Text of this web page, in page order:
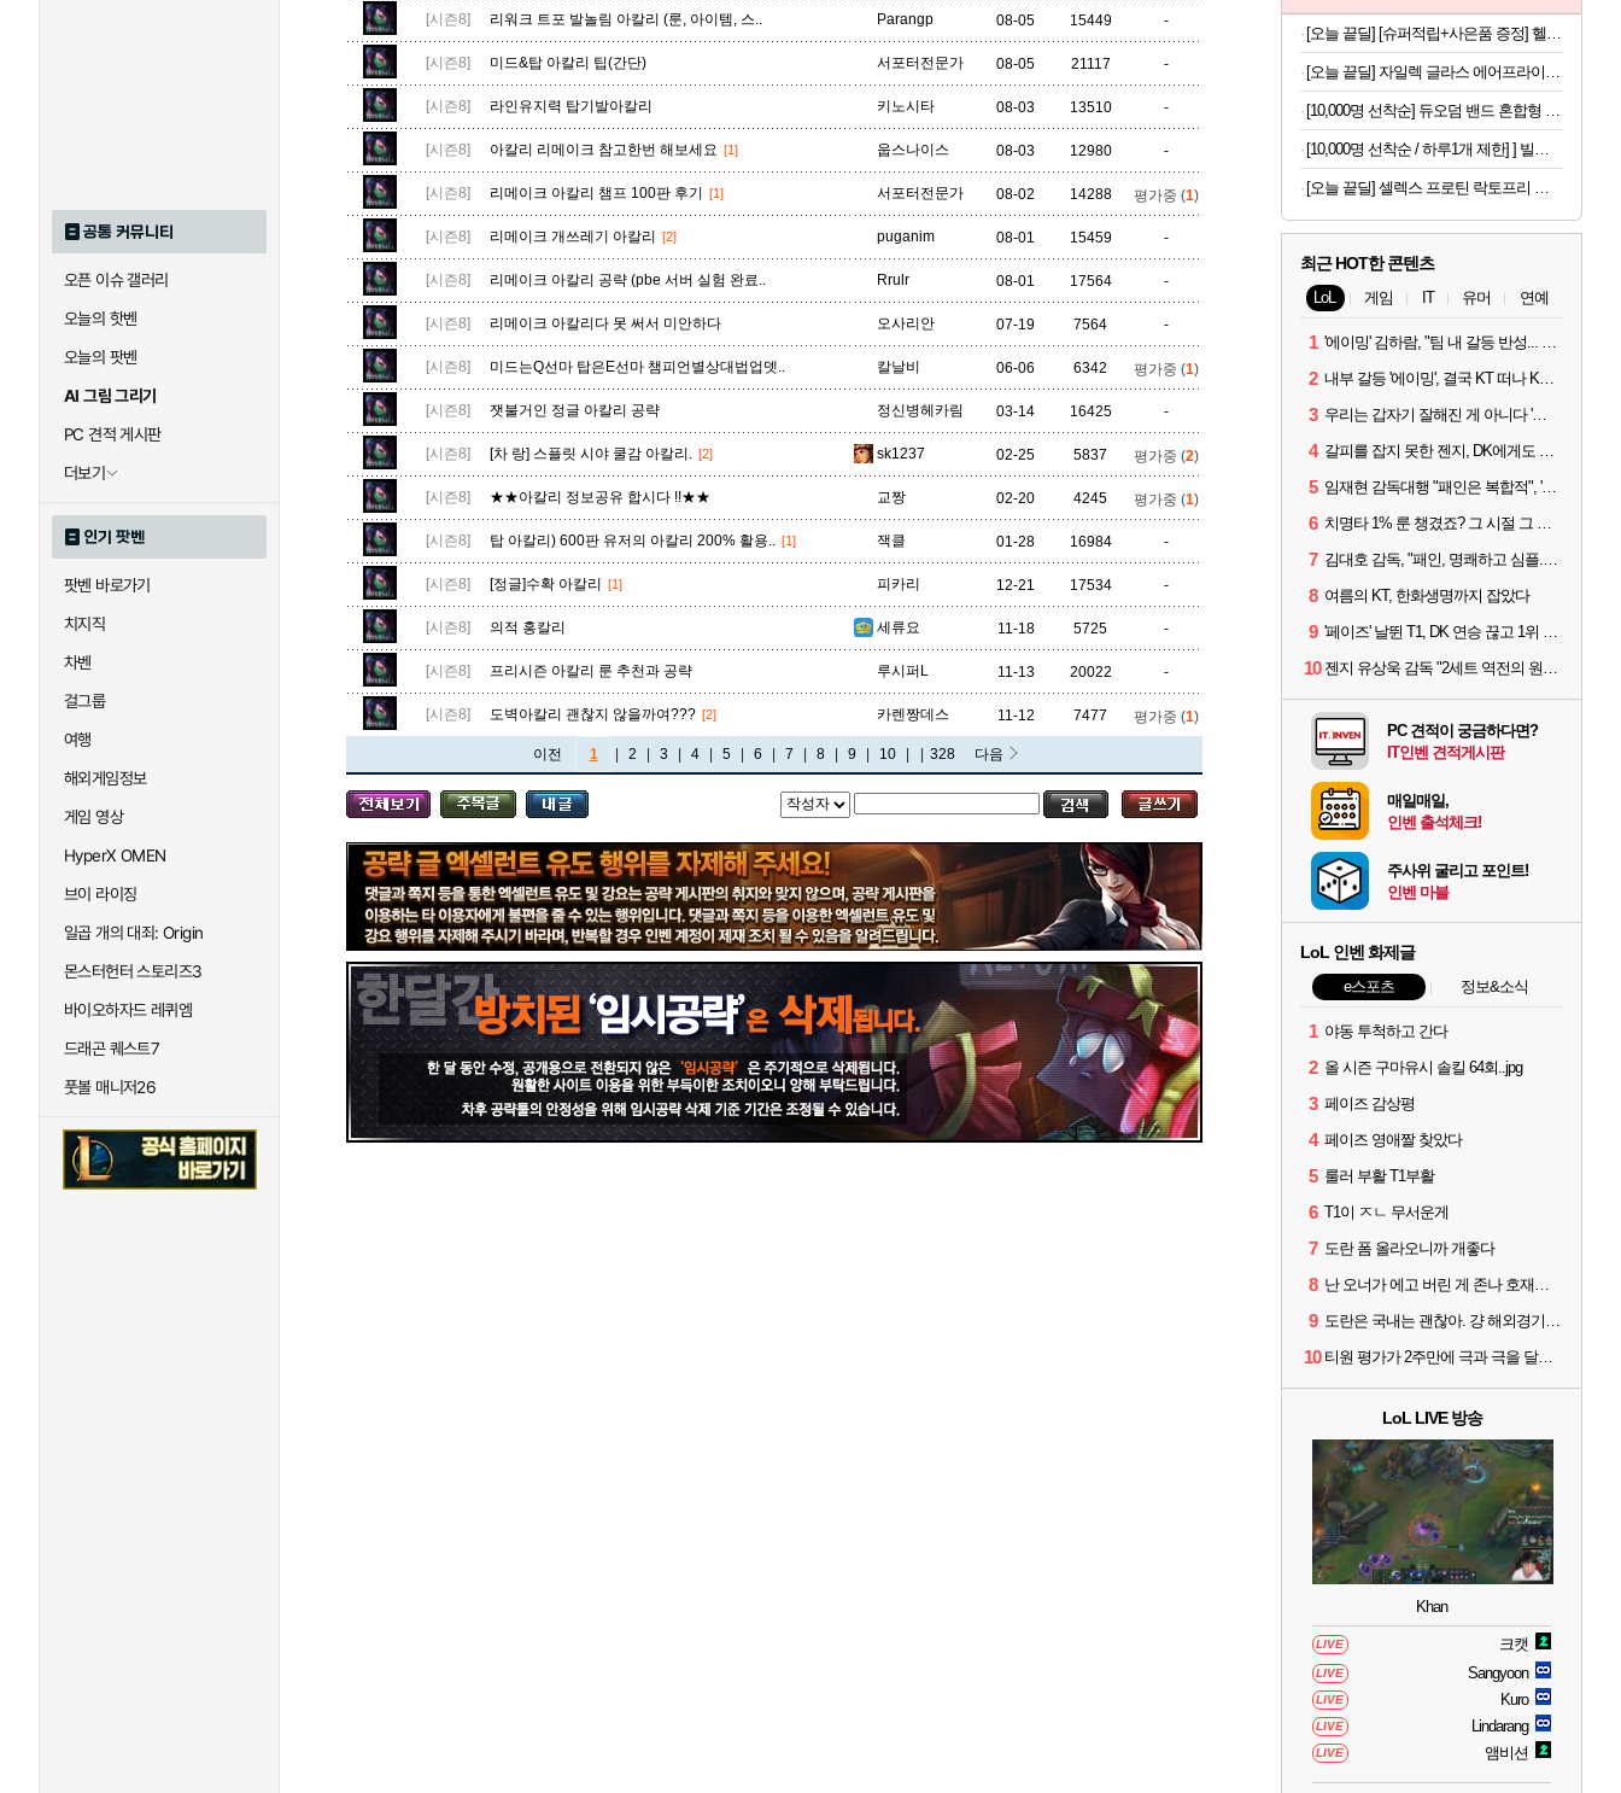
공통 커뮤니티
오픈 이슈 갤러리
오늘의 핫벤
오늘의 팟벤
AI 그림 그리기
PC 견적 게시판
더보기
인기 팟벤
팟벤 바로가기
치지직
차벤
걸그룹
여행
해외게임정보
게임 영상
HyperX OMEN
브이 라이징
일곱 개의 대죄: Origin
몬스터헌터 스토리즈3
바이오하자드 레퀴엠
드래곤 퀘스트7
풋볼 매니저26
[시즌8] 리워크 트포 발놀림 아칼리 (룬, 아이템, 스.. Parangp 08-05 15449 -
[시즌8] 미드&탑 아칼리 팁(간단) 서포터전문가 08-05 21117 -
[시즌8] 라인유지력 탑기발아칼리 키노시타 08-03 13510 -
[시즌8] 아칼리 리메이크 참고한번 해보세요 [1] 웁스나이스 08-03 12980 -
[시즌8] 리메이크 아칼리 챔프 100판 후기 [1] 서포터전문가 08-02 14288 평가중 (1)
[시즌8] 리메이크 개쓰레기 아칼리 [2] puganim 08-01 15459 -
[시즌8] 리메이크 아칼리 공략 (pbe 서버 실험 완료.. Rrulr 08-01 17564 -
[시즌8] 리메이크 아칼리다 못 써서 미안하다 오사리안 07-19 7564 -
[시즌8] 미드는Q선마 탑은E선마 챔피언별상대법업뎃.. 칼날비 06-06 6342 평가중 (1)
[시즌8] 잿불거인 정글 아칼리 공략 정신병헤카림 03-14 16425 -
[시즌8] [차 랑] 스플릿 시야 쿨감 아칼리. [2] sk1237 02-25 5837 평가중 (2)
[시즌8] ★★아칼리 정보공유 합시다 !!★★ 교짱 02-20 4245 평가중 (1)
[시즌8] 탑 아칼리) 600판 유저의 아칼리 200% 활용.. [1] 잭클 01-28 16984 -
[시즌8] [정글]수확 아칼리 [1] 피카리 12-21 17534 -
[시즌8] 의적 홍칼리 세류요 11-18 5725 -
[시즌8] 프리시즌 아칼리 룬 추천과 공략 루시퍼L 11-13 20022 -
[시즌8] 도벽아칼리 괜찮지 않을까여??? [2] 카렌짱데스 11-12 7477 평가중 (1)
이전 1 2 3 4 5 6 7 8 9 10 ... 328 다음
[오늘 끝딜] 셀렉스 프로틴 락토프리 플러스 근력 개선 단백질 608g, 4개
최근 HOT한 콘텐츠
LoL 게임 IT 유머 연예
1 '에이밍' 김하람, "팀 내 갈등 반성... 끝까지 뛰고 싶었다"
2 내부 갈등 '에이밍', 결국 KT 떠나 KRX로...'지우'와 트레이드
3 우리는 갑자기 잘해진 게 아니다 '씨맥' 김대호 감독의 자신감
4 갈피를 잡지 못한 젠지, DK에게도 0:2 패배
5 임재현 감독대행 "패인은 복합적", '도란' "팀에 과부하 왔다"
6 치명타 1% 룬 챙겼죠? 그 시절 그 감성 '롤 클래식' 30일 출시
7 김대호 감독, "패인, 명쾌하고 심플...다시 힘낼 수 있어"
8 여름의 KT, 한화생명까지 잡았다
9 '페이즈' 날뛴 T1, DK 연승 끊고 1위 지켜
10 젠지 유상욱 감독 "2세트 역전의 원인...너무 급했다"
PC 견적이 궁금하다면?
IT인벤 견적게시판
매일매일,
인벤 출석체크!
주사위 굴리고 포인트!
인벤 마블
LoL 인벤 화제글
e스포츠 정보&소식
1 야동 투척하고 간다
2 올 시즌 구마유시 솔킬 64회..jpg
3 페이즈 감상평
4 페이즈 영애짤 찾았다
5 룰러 부활 T1부활
6 T1이 ㅈㄴ 무서운게
7 도란 폼 올라오니까 개좋다
8 난 오너가 에고 버린 게 존나 호재라고 봄
9 도란은 국내는 괜찮아. 걍 해외경기가 개 쓰레기라 그래
10 티원 평가가 2주만에 극과 극을 달리고 있네
LoL LIVE 방송
Khan
LIVE 크캣
LIVE Sangyoon
LIVE Kuro
LIVE Lindarang
LIVE 앰비션